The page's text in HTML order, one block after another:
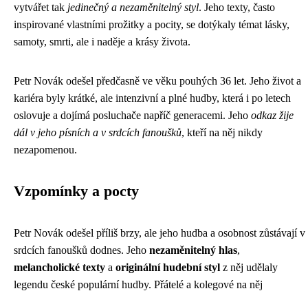
vytvářet tak jedinečný a nezaměnitelný styl. Jeho texty, často
inspirované vlastními prožitky a pocity, se dotýkaly témat lásky,
samoty, smrti, ale i naděje a krásy života.
Petr Novák odešel předčasně ve věku pouhých 36 let. Jeho život a
kariéra byly krátké, ale intenzivní a plné hudby, která i po letech
oslovuje a dojímá posluchače napříč generacemi. Jeho odkaz žije
dál v jeho písních a v srdcích fanoušků, kteří na něj nikdy
nezapomenou.
Vzpomínky a pocty
Petr Novák odešel příliš brzy, ale jeho hudba a osobnost zůstávají v
srdcích fanoušků dodnes. Jeho nezaměnitelný hlas,
melancholické texty a originální hudební styl z něj udělaly
legendu české populární hudby. Přátelé a kolegové na něj